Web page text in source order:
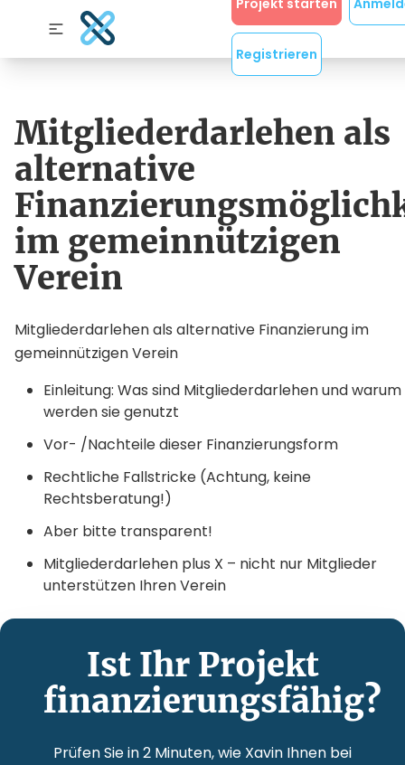
Projekt starten
Registrieren
Mitgliederdarlehen als
alternative
im gemeinnützigen
Verein
Mitgliederdarlehen als alternative Finanzierung im
gemeinnützigen Verein
Einleitung: Was sind Mitgliederdarlehen und warum
werden sie genutzt
Vor- /Nachteile dieser Finanzierungsform
Rechtliche Fallstricke (Achtung, keine
Rechtsberatung!)
Aber bitte transparent!
Mitgliederdarlehen plus X – nicht nur Mitglieder
unterstützen Ihren Verein
Ist Ihr Projekt
finanzierungsfähig?
Prüfen Sie in 2 Minuten, wie Xavin Ihnen bei